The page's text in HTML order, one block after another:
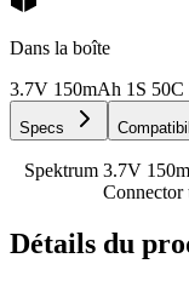
Dans la boîte
3.7V 150mAh 1S
Specs
Spektrum 3.7V
Connector
Détails du